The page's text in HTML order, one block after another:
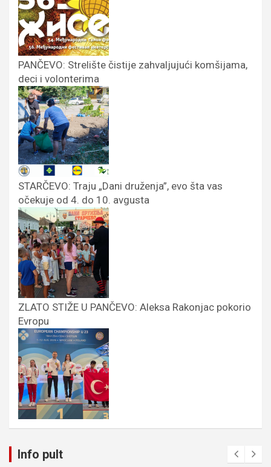
PANČEVO: Strelište čistije zahvaljujući komšijama,
deci i volonterima
STARČEVO: Traju „Dani druženja”, evo šta vas
očekuje od 4. do 10. avgusta
ZLATO STIŽE U PANČEVO: Aleksa Rakonjac pokorio
Evropu
Info pult